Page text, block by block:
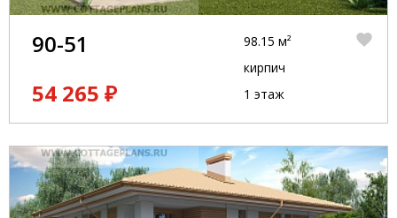
90-51
54 265 ₽
98.15 м²
кирпич
1 этаж